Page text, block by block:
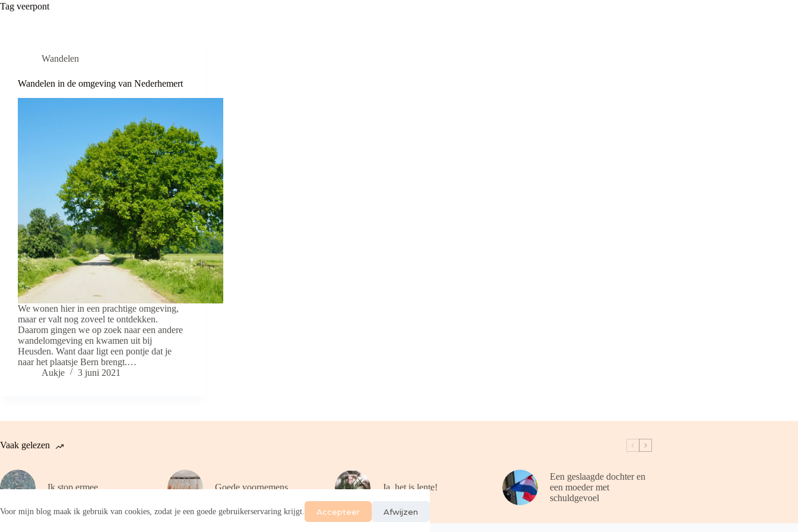
Voor mijn blog maak ik gebruik van cookies, zodat je een goede gebruikerservaring krijgt. Accepteer Afwijzen
Tag veerpont
Wandelen
Wandelen in de omgeving van Nederhemert
We wonen hier in een prachtige omgeving,
maar er valt nog zoveel te ontdekken.
Daarom gingen we op zoek naar een andere
wandelomgeving en kwamen uit bij
Heusden. Want daar ligt een pontje dat je
naar het plaatsje Bern brengt.…
Aukje
3 juni 2021
Vaak gelezen
Ik stop ermee Goede voornemens Ja, het is lente!
Een geslaagde dochter en
een moeder met
schuldgevoel